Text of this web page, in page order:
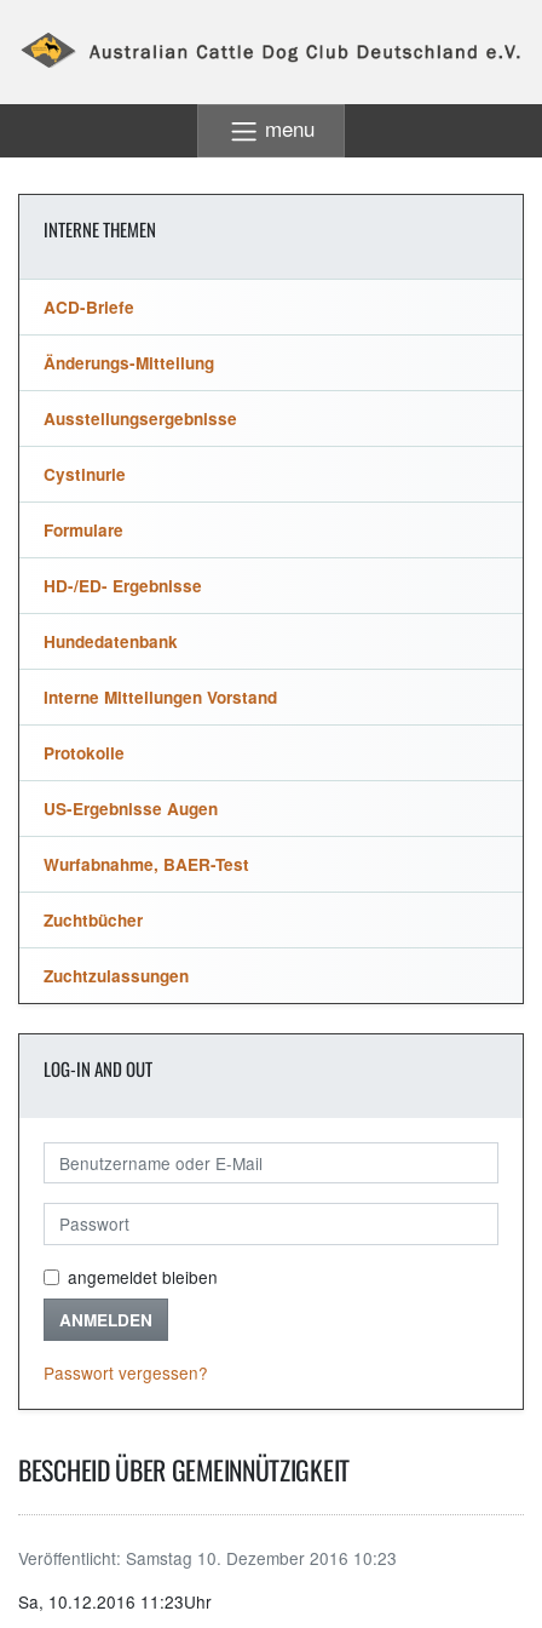
menu
INTERNE THEMEN
ACD-Briefe
Änderungs-Mitteilung
Ausstellungsergebnisse
Cystinurie
Formulare
HD-/ED- Ergebnisse
Hundedatenbank
Interne Mitteilungen Vorstand
Protokolle
US-Ergebnisse Augen
Wurfabnahme, BAER-Test
Zuchtbücher
Zuchtzulassungen
LOG-IN AND OUT
angemeldet bleiben
ANMELDEN
Passwort vergessen?
BESCHEID ÜBER GEMEINNÜTZIGKEIT
Veröffentlicht: Samstag 10. Dezember 2016 10:23
Sa, 10.12.2016 11:23Uhr